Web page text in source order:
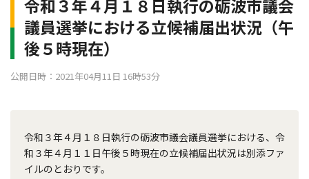
令和３年４月１８日執行の砺波市議会
議員選挙における立候補届出状況（午
後５時現在）
公開日時：2021年04月11日 16時53分
令和３年４月１８日執行の砺波市議会議員選挙における、令
和３年４月１１日午後５時現在の立候補届出状況は別添ファ
イルのとおりです。